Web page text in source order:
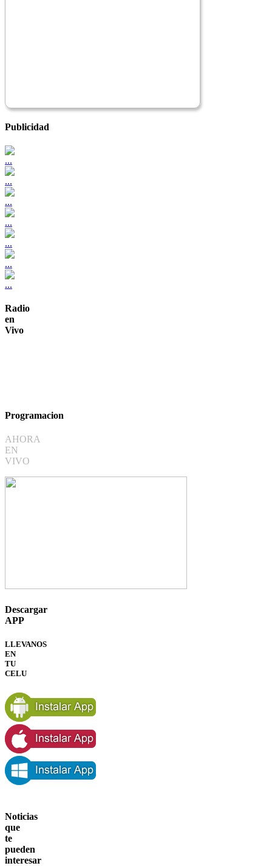
Publicidad
Radio
en
Vivo
Programacion
AHORA
EN
VIVO
Descargar
APP
LLEVANOS
EN
TU
CELU
Noticias
que
te
pueden
interesar